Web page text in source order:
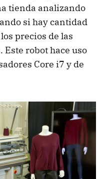
tienda analizando
si hay cantidad
precios de las
Este robot hace uso
Core i7 y de